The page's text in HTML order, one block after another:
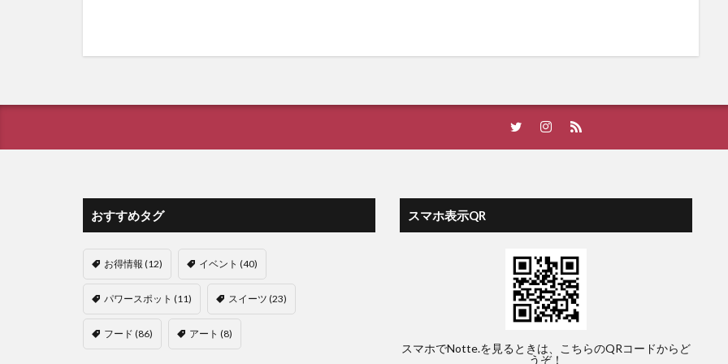
おすすめタグ
お得情報 (12) イベント (40)
パワースポット (11) スイーツ (23)
フード (86) アート (8)
スマホ表示QR
スマホでNotte.を見るときは、こちらのQRコードからど
うぞ！